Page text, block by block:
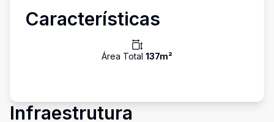
Características
Área Total 137m²
Infraestrutura